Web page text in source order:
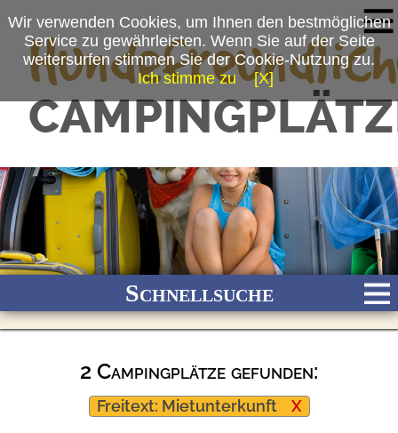
Schnellsuche
Fluss Meer Gebirge See
Wald/Wiesen
Ganzjährig geöffnet
Hundefreundliche Campingplätze
2 Campingplätze gefunden:
Freitext: Mietunterkunft X
Wir verwenden Cookies, um Ihnen den bestmöglichen
Service zu gewährleisten. Wenn Sie auf der Seite
weitersurfen stimmen Sie der Cookie-Nutzung zu.
Ich stimme zu
[X]